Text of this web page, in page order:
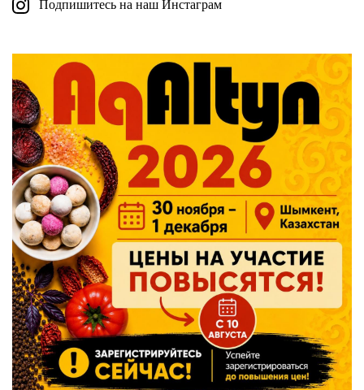
Подпишитесь на наш Инстаграм